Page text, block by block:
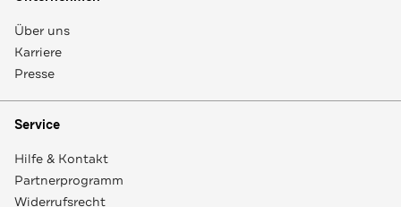
Über uns
Karriere
Presse
Service
Hilfe & Kontakt
Partnerprogramm
Widerrufsrecht